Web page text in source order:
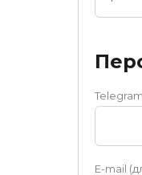
E-mail